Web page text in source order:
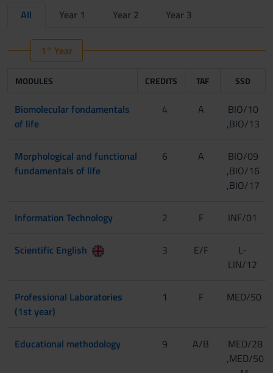
All Year 1 Year 2 Year 3
1° Year
MODULES CREDITS TAF SSD
Biomolecular fondamentals
of life
4 A
BIO/10
,BIO/13
Morphological and functional
fundamentals of life
6 A
BIO/09
,BIO/16
,BIO/17
Information Technology 2 F INF/01
Scientific English 3 E/F
L-
LIN/12
Professional Laboratories
(1st year)
1 F MED/50
Educational methodology 9 A/B
MED/28
,MED/50